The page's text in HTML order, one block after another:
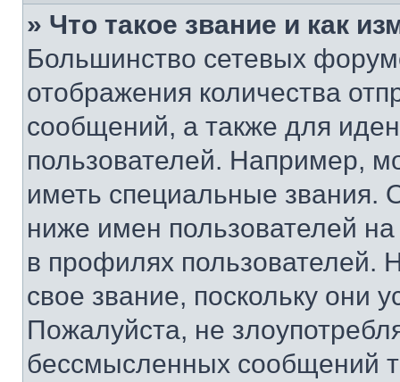
» Что такое звание и как
Большинство сетевых
отображения количества
сообщений, а также для
пользователей. Например,
иметь специальные звания.
ниже имен пользователей
в профилях
свое звание, поскольку они
Пожалуйста, не
бессмысленных сообщений